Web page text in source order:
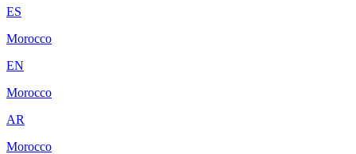
ES
Morocco
EN
Morocco
AR
Morocco